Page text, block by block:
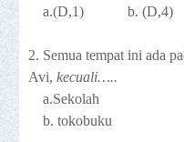
a.(D,1)
b. (D,4)
2. Semua tempat ini ada
Avi, kecuali…..
a.Sekolah
b. tokobuku